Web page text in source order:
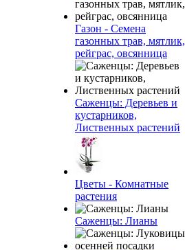
Газон - Семена
газонных трав, мятлик,
рейграс, овсянница
Саженцы: Деревьев и
кустарников,
Лиственных растений
Цветы - Комнатные
растения
Саженцы: Лианы